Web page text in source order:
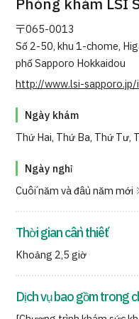
Quản trị JTB
Tiếng Nhật Tiếng
Tiếng Việt
Phòng khám LSI
〒065-0013
Số 2-50, khu 1-chome,
phố Sapporo Hokkaidou
http://www.lsi-
Ngày khám
Thứ Hai, Thứ Ba, Thứ Tư,
Ngày nghỉ
Cuối năm và đầu năm mới
Thời gian cần thiết
Khoảng 2,5 giờ
Dịch vụ bao gồm trong